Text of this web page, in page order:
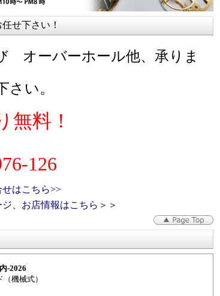
せ下さい！
オーバーホール他、承りま
さい。
無料！
126
はこちら>>
、お店情報はこちら＞＞
-2026
機械式）